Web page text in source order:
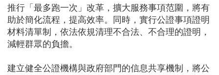
推行「最多跑一次」改革，擴大服務事項范圍，將有
助於簡化流程，提高效率。同時，實行公證事項證明
材料清單制，依法依規清理不合法、不合理的證明，
減輕群眾的負擔。
建立健全公證機構與政府部門的信息共享機制，將公